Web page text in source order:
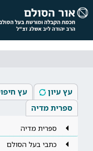
עץ עיון עץ
ספרית מדיה
ספרית מדיה
כתבי בעל הסולם